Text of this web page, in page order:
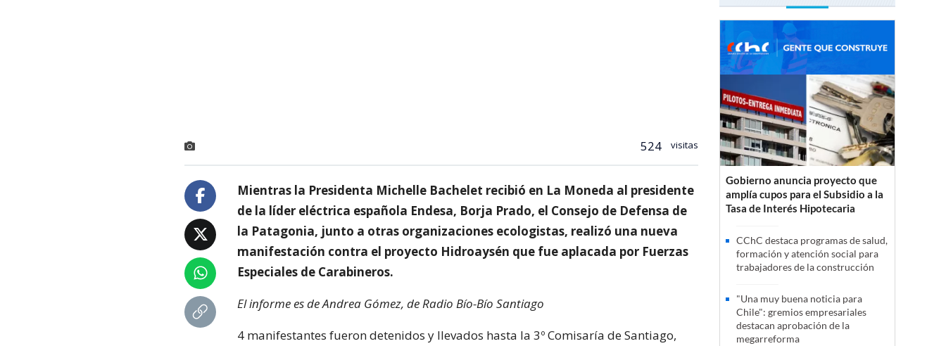
524 visitas
Mientras la Presidenta Michelle Bachelet recibió en La Moneda al presidente
de la líder eléctrica española Endesa, Borja Prado, el Consejo de Defensa de
la Patagonia, junto a otras organizaciones ecologistas, realizó una nueva
manifestación contra el proyecto Hidroaysén que fue aplacada por Fuerzas
Especiales de Carabineros.
El informe es de Andrea Gómez, de Radio Bío-Bío Santiago
4 manifestantes fueron detenidos y llevados hasta la 3º Comisaría de Santiago,
Gobierno anuncia proyecto que
amplía cupos para el Subsidio a la
Tasa de Interés Hipotecaria
CChC destaca programas de salud,
formación y atención social para
trabajadores de la construcción
"Una muy buena noticia para
Chile": gremios empresariales
destacan aprobación de la
megarreforma